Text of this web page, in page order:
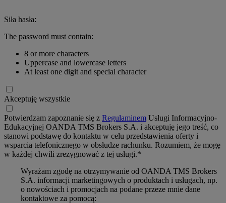
Siła hasła:
The password must contain:
8 or more characters
Uppercase and lowercase letters
At least one digit and special character
Akceptuję wszystkie
Potwierdzam zapoznanie się z Regulaminem Usługi Informacyjno-
Edukacyjnej OANDA TMS Brokers S.A. i akceptuję jego treść, co
stanowi podstawę do kontaktu w celu przedstawienia oferty i
wsparcia telefonicznego w obsłudze rachunku. Rozumiem, że mogę
w każdej chwili zrezygnować z tej usługi.*
Wyrażam zgodę na otrzymywanie od OANDA TMS Brokers
S.A. informacji marketingowych o produktach i usługach, np.
o nowościach i promocjach na podane przeze mnie dane
kontaktowe za pomocą: